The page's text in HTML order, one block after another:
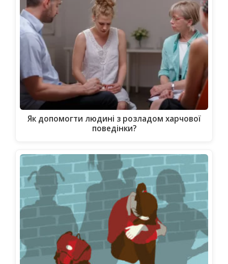
Як допомогти людині з розладом харчової
поведінки?